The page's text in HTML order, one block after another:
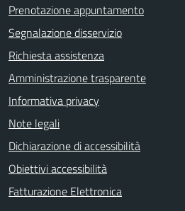
Prenotazione appuntamento
Segnalazione disservizio
Richiesta assistenza
Amministrazione trasparente
Informativa privacy
Note legali
Dichiarazione di accessibilità
Obiettivi accessibilità
Fatturazione Elettronica